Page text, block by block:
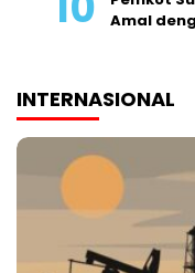
Amal
INTERNASIONAL